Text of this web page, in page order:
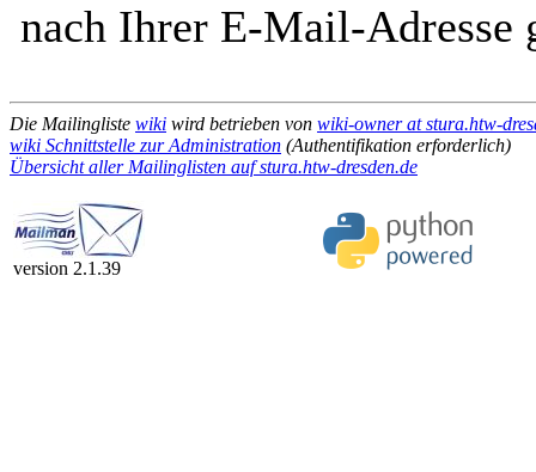
nach Ihrer E-Mail-Adresse
Die Mailingliste wiki wird betrieben von wiki-owner at stura.htw-
wiki Schnittstelle zur Administration (Authentifikation erforderlich)
Übersicht aller Mailinglisten auf stura.htw-dresden.de
version 2.1.39